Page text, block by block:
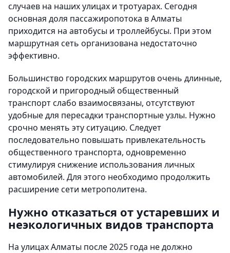
случаев на наших улицах и тротуарах. Сегодня
основная доля пассажиропотока в Алматы
приходится на автобусы и троллейбусы. При этом
маршрутная сеть организована недостаточно
эффективно.
Большинство городских маршрутов очень длинные,
городской и пригородный общественный
транспорт слабо взаимосвязаны, отсутствуют
удобные для пересадки транспортные узлы. Нужно
срочно менять эту ситуацию. Следует
последовательно повышать привлекательность
общественного транспорта, одновременно
стимулируя снижение использования личных
автомобилей. Для этого необходимо продолжить
расширение сети метрополитена.
Нужно отказаться от устаревших и
неэкологичных видов транспорта
На улицах Алматы после 2025 года не должно